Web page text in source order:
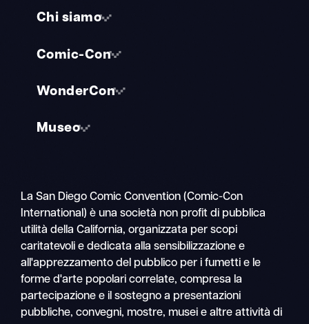
Chi siamo
Comic-Con
WonderCon
Museo
La San Diego Comic Convention (Comic-Con
International) è una società non profit di pubblica
utilità della California, organizzata per scopi
caritatevoli e dedicata alla sensibilizzazione e
all'apprezzamento del pubblico per i fumetti e le
forme d'arte popolari correlate, compresa la
partecipazione e il sostegno a presentazioni
pubbliche, convegni, mostre, musei e altre attività di